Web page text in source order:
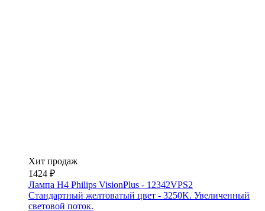
Хит продаж
1424 ₽
Лампа H4 Philips VisionPlus - 12342VPS2
Стандартный желтоватый цвет - 3250K. Увеличенный
световой поток.